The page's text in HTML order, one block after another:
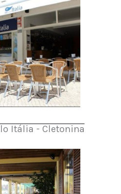
Itália - Cletonina